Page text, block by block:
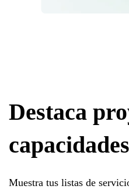
Destaca
capacidades
Muestra tus listas de